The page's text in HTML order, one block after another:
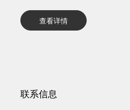
查看详情
联系信息